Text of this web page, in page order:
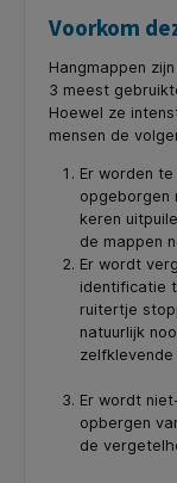
Voorkom
Hangmappen
3 meest
Hoewel ze
mensen de
Er worden
opgeborgen
keren
de mappen
Er wordt
identificatie
ruitertje
natuurlijk
Er wordt
opbergen
de